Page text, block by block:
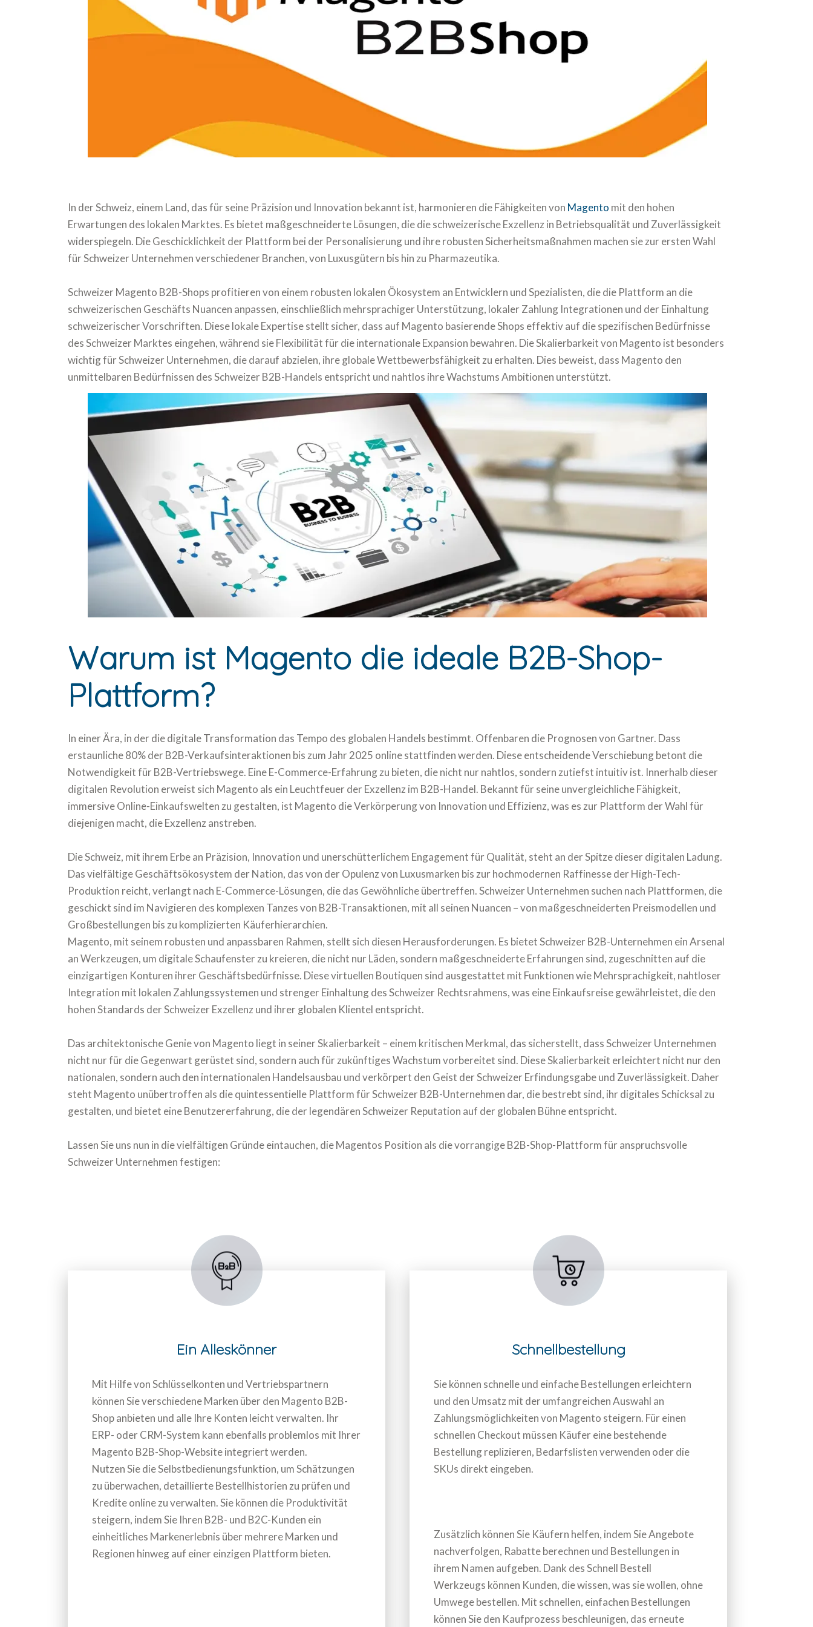
In der Schweiz, einem Land, das für seine Präzision und Innovation bekannt ist, harmonieren die Fähigkeiten von Magento mit den hohen
Erwartungen des lokalen Marktes. Es bietet maßgeschneiderte Lösungen, die die schweizerische Exzellenz in Betriebsqualität und Zuverlässigkeit
widerspiegeln. Die Geschicklichkeit der Plattform bei der Personalisierung und ihre robusten Sicherheitsmaßnahmen machen sie zur ersten Wahl
für Schweizer Unternehmen verschiedener Branchen, von Luxusgütern bis hin zu Pharmazeutika.
Schweizer Magento B2B-Shops profitieren von einem robusten lokalen Ökosystem an Entwicklern und Spezialisten, die die Plattform an die
schweizerischen Geschäfts Nuancen anpassen, einschließlich mehrsprachiger Unterstützung, lokaler Zahlung Integrationen und der Einhaltung
schweizerischer Vorschriften. Diese lokale Expertise stellt sicher, dass auf Magento basierende Shops effektiv auf die spezifischen Bedürfnisse
des Schweizer Marktes eingehen, während sie Flexibilität für die internationale Expansion bewahren. Die Skalierbarkeit von Magento ist besonders
wichtig für Schweizer Unternehmen, die darauf abzielen, ihre globale Wettbewerbsfähigkeit zu erhalten. Dies beweist, dass Magento den
unmittelbaren Bedürfnissen des Schweizer B2B-Handels entspricht und nahtlos ihre Wachstums Ambitionen unterstützt.
Warum ist Magento die ideale B2B-Shop-
Plattform?
In einer Ära, in der die digitale Transformation das Tempo des globalen Handels bestimmt. Offenbaren die Prognosen von Gartner. Dass
erstaunliche 80% der B2B-Verkaufsinteraktionen bis zum Jahr 2025 online stattfinden werden. Diese entscheidende Verschiebung betont die
Notwendigkeit für B2B-Vertriebswege. Eine E-Commerce-Erfahrung zu bieten, die nicht nur nahtlos, sondern zutiefst intuitiv ist. Innerhalb dieser
digitalen Revolution erweist sich Magento als ein Leuchtfeuer der Exzellenz im B2B-Handel. Bekannt für seine unvergleichliche Fähigkeit,
immersive Online-Einkaufswelten zu gestalten, ist Magento die Verkörperung von Innovation und Effizienz, was es zur Plattform der Wahl für
diejenigen macht, die Exzellenz anstreben.
Die Schweiz, mit ihrem Erbe an Präzision, Innovation und unerschütterlichem Engagement für Qualität, steht an der Spitze dieser digitalen Ladung.
Das vielfältige Geschäftsökosystem der Nation, das von der Opulenz von Luxusmarken bis zur hochmodernen Raffinesse der High-Tech-
Produktion reicht, verlangt nach E-Commerce-Lösungen, die das Gewöhnliche übertreffen. Schweizer Unternehmen suchen nach Plattformen, die
geschickt sind im Navigieren des komplexen Tanzes von B2B-Transaktionen, mit all seinen Nuancen – von maßgeschneiderten Preismodellen und
Großbestellungen bis zu komplizierten Käuferhierarchien.
Magento, mit seinem robusten und anpassbaren Rahmen, stellt sich diesen Herausforderungen. Es bietet Schweizer B2B-Unternehmen ein Arsenal
an Werkzeugen, um digitale Schaufenster zu kreieren, die nicht nur Läden, sondern maßgeschneiderte Erfahrungen sind, zugeschnitten auf die
einzigartigen Konturen ihrer Geschäftsbedürfnisse. Diese virtuellen Boutiquen sind ausgestattet mit Funktionen wie Mehrsprachigkeit, nahtloser
Integration mit lokalen Zahlungssystemen und strenger Einhaltung des Schweizer Rechtsrahmens, was eine Einkaufsreise gewährleistet, die den
hohen Standards der Schweizer Exzellenz und ihrer globalen Klientel entspricht.
Das architektonische Genie von Magento liegt in seiner Skalierbarkeit – einem kritischen Merkmal, das sicherstellt, dass Schweizer Unternehmen
nicht nur für die Gegenwart gerüstet sind, sondern auch für zukünftiges Wachstum vorbereitet sind. Diese Skalierbarkeit erleichtert nicht nur den
nationalen, sondern auch den internationalen Handelsausbau und verkörpert den Geist der Schweizer Erfindungsgabe und Zuverlässigkeit. Daher
steht Magento unübertroffen als die quintessentielle Plattform für Schweizer B2B-Unternehmen dar, die bestrebt sind, ihr digitales Schicksal zu
gestalten, und bietet eine Benutzererfahrung, die der legendären Schweizer Reputation auf der globalen Bühne entspricht.
Lassen Sie uns nun in die vielfältigen Gründe eintauchen, die Magentos Position als die vorrangige B2B-Shop-Plattform für anspruchsvolle
Schweizer Unternehmen festigen:
Ein Alleskönner
Mit Hilfe von Schlüsselkonten und Vertriebspartnern
können Sie verschiedene Marken über den Magento B2B-
Shop anbieten und alle Ihre Konten leicht verwalten. Ihr
ERP- oder CRM-System kann ebenfalls problemlos mit Ihrer
Magento B2B-Shop-Website integriert werden.
Nutzen Sie die Selbstbedienungsfunktion, um Schätzungen
zu überwachen, detaillierte Bestellhistorien zu prüfen und
Kredite online zu verwalten. Sie können die Produktivität
steigern, indem Sie Ihren B2B- und B2C-Kunden ein
einheitliches Markenerlebnis über mehrere Marken und
Regionen hinweg auf einer einzigen Plattform bieten.
Schnellbestellung
Sie können schnelle und einfache Bestellungen erleichtern
und den Umsatz mit der umfangreichen Auswahl an
Zahlungsmöglichkeiten von Magento steigern. Für einen
schnellen Checkout müssen Käufer eine bestehende
Bestellung replizieren, Bedarfslisten verwenden oder die
SKUs direkt eingeben.
Zusätzlich können Sie Käufern helfen, indem Sie Angebote
nachverfolgen, Rabatte berechnen und Bestellungen in
ihrem Namen aufgeben. Dank des Schnell Bestell
Werkzeugs können Kunden, die wissen, was sie wollen, ohne
Umwege bestellen. Mit schnellen, einfachen Bestellungen
können Sie den Kaufprozess beschleunigen, das erneute